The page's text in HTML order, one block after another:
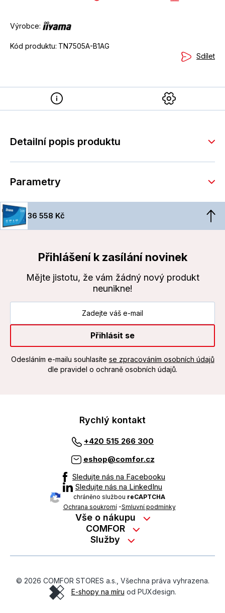
Výrobce:
Kód produktu: TN7505A-B1AG
Sdílet
Detailní popis produktu
Parametry
36 558 Kč
Přihlášení k zasílání novinek
Mějte jistotu, že vám žádný nový produkt
neunikne!
Přihlásit se
Odesláním e-mailu souhlasíte se zpracováním osobních údajů
dle pravidel o ochraně osobních údajů.
Rychlý kontakt
+420 515 266 300
eshop@comfor.cz
Sledujte nás na Facebooku
Sledujte nás na LinkedInu
chráněno službou reCAPTCHA
Ochrana soukromí-Smluvní podmínky
Vše o nákupu
Nákup na splátky
Možnosti platby
Obchodní podmínky
Ochrana osobních údajů
COMFOR
Kontakty
Kariéra
O revimarketu
Služby
On-line podpora
© 2026 COMFOR STORES a.s., Všechna práva vyhrazena.
E-shopy na míru od PUXdesign.